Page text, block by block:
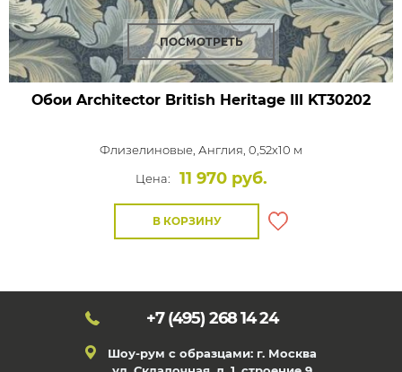
ПОСМОТРЕТЬ
Обои Architector British Heritage III KT30202
Флизелиновые, Англия, 0,52x10 м
Цена:
11 970 руб.
В КОРЗИНУ
+7 (495) 268 14 24
Шоу-рум с образцами: г. Москва